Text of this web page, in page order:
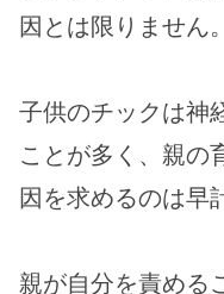
因とは限りません。
子供のチックは神
ことが多く、親の
因を求めるのは早
親が自分を責める